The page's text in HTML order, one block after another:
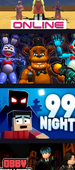
Squid Game Online
FNaF Shooter
99 Nights (Bloxd.io)